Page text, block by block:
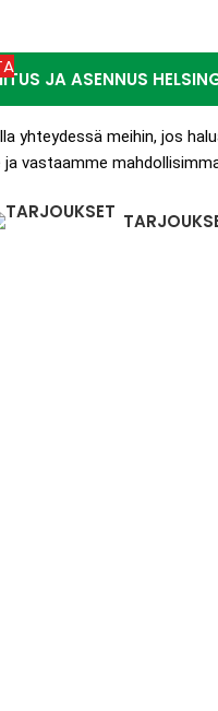
JA ASENNUS
yhteydessä meihin, jos
ja vastaamme